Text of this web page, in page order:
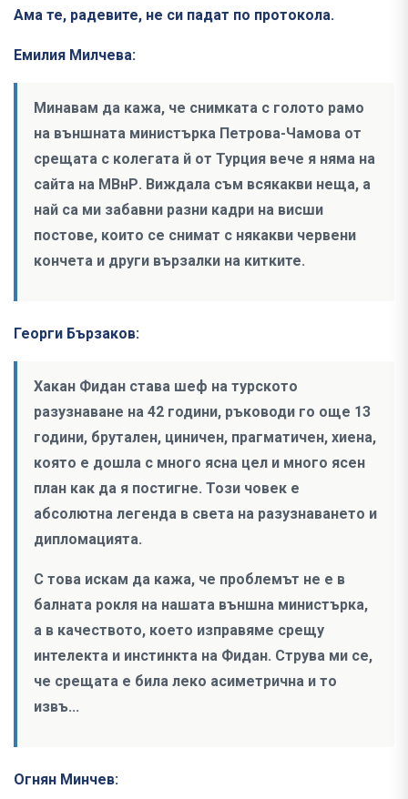
Ама те, радевите, не си падат по протокола.
Емилия Милчева:
Минавам да кажа, че снимката с голото рамо
на външната министърка Петрова-Чамова от
срещата с колегата й от Турция вече я няма на
сайта на МВнР. Виждала съм всякакви неща, а
най са ми забавни разни кадри на висши
постове, които се снимат с някакви червени
кончета и други вързалки на китките.
Георги Бързаков:
Хакан Фидан става шеф на турското
разузнаване на 42 години, ръководи го още 13
години, брутален, циничен, прагматичен, хиена,
която е дошла с много ясна цел и много ясен
план как да я постигне. Този човек е
абсолютна легенда в света на разузнаването и
дипломацията.
С това искам да кажа, че проблемът не е в
балната рокля на нашата външна министърка,
а в качеството, което изправяме срещу
интелекта и инстинкта на Фидан. Струва ми се,
че срещата е била леко асиметрична и то
извъ...
Огнян Минчев: